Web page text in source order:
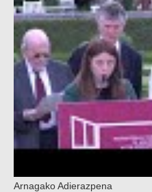
Arnagako Adierazpena